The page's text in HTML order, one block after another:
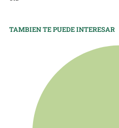
TAMBIEN TE PUEDE INTERESAR